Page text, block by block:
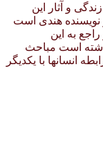
و آثار این
نویسنده هندی است
به این
است مباحث
انسانها با یکدیگر